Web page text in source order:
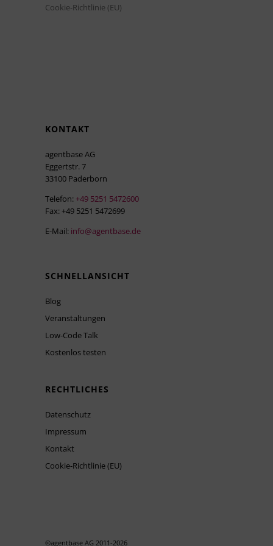
Cookie-Richtlinie (EU)
KONTAKT
agentbase AG
Eggertstr. 7
33100 Paderborn
Telefon: +49 5251 5472600
Fax: +49 5251 5472699
E-Mail: info@agentbase.de
SCHNELLANSICHT
Blog
Veranstaltungen
Low-Code Talk
Kostenlos testen
RECHTLICHES
Datenschutz
Impressum
Kontakt
Cookie-Richtlinie (EU)
©agentbase AG 2011-2026